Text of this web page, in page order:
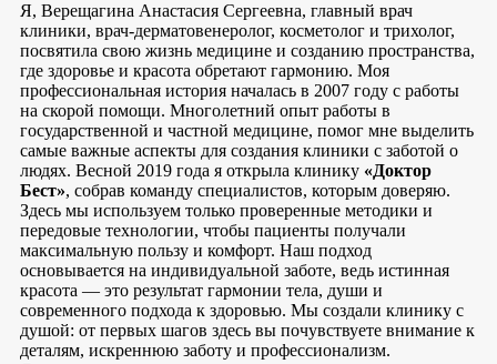
Я, Верещагина Анастасия Сергеевна, главный врач
клиники, врач-дерматовенеролог, косметолог и трихолог,
посвятила свою жизнь медицине и созданию пространства,
где здоровье и красота обретают гармонию. Моя
профессиональная история началась в 2007 году с работы
на скорой помощи. Многолетний опыт работы в
государственной и частной медицине, помог мне выделить
самые важные аспекты для создания клиники с заботой о
людях. Весной 2019 года я открыла клинику «Доктор
Бест», собрав команду специалистов, которым доверяю.
Здесь мы используем только проверенные методики и
передовые технологии, чтобы пациенты получали
максимальную пользу и комфорт. Наш подход
основывается на индивидуальной заботе, ведь истинная
красота — это результат гармонии тела, души и
современного подхода к здоровью. Мы создали клинику с
душой: от первых шагов здесь вы почувствуете внимание к
деталям, искреннюю заботу и профессионализм.